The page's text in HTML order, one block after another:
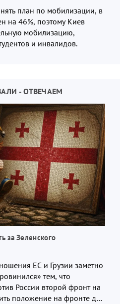
план по мобилизации, в
на 46%, поэтому Киев
мобилизацию,
и инвалидов.
- ОТВЕЧАЕМ
за Зеленского
ЕС и Грузии заметно
тем, что
России второй фронт на
положение на фронте для